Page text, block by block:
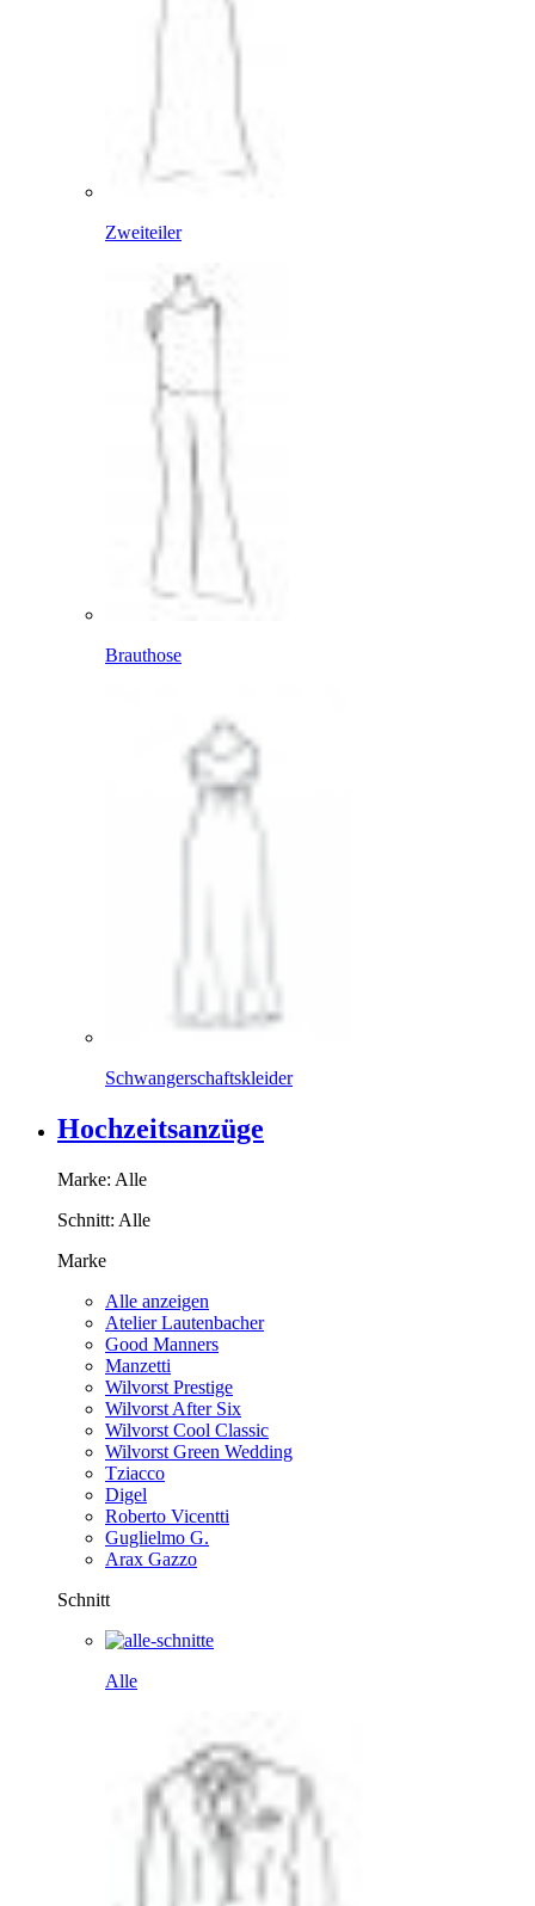
Zweiteiler
Brauthose
Schwangerschaftskleider
Hochzeitsanzüge
Marke: Alle
Schnitt: Alle
Marke
Alle anzeigen
Atelier Lautenbacher
Good Manners
Manzetti
Wilvorst Prestige
Wilvorst After Six
Wilvorst Cool Classic
Wilvorst Green Wedding
Tziacco
Digel
Roberto Vicentti
Guglielmo G.
Arax Gazzo
Schnitt
Alle